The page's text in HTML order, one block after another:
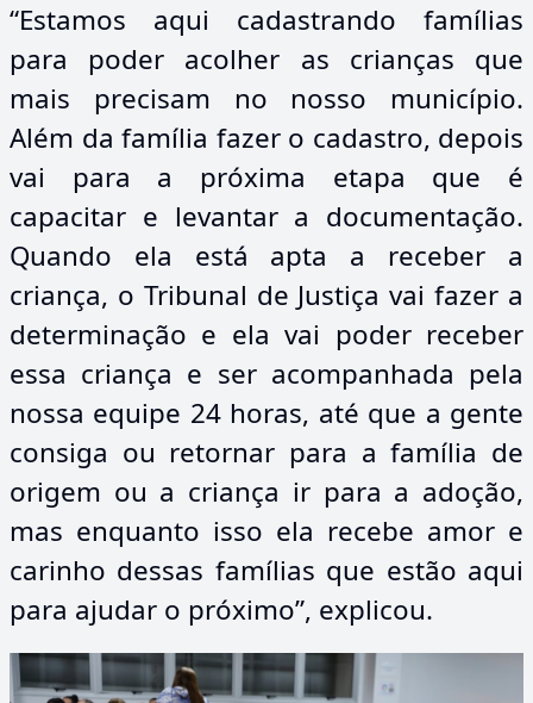
“Estamos aqui cadastrando famílias
para poder acolher as crianças que
mais precisam no nosso município.
Além da família fazer o cadastro, depois
vai para a próxima etapa que é
capacitar e levantar a documentação.
Quando ela está apta a receber a
criança, o Tribunal de Justiça vai fazer a
determinação e ela vai poder receber
essa criança e ser acompanhada pela
nossa equipe 24 horas, até que a gente
consiga ou retornar para a família de
origem ou a criança ir para a adoção,
mas enquanto isso ela recebe amor e
carinho dessas famílias que estão aqui
para ajudar o próximo”, explicou.